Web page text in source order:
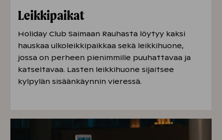
Leikkipaikat
Holiday Club Saimaan Rauhasta löytyy kaksi
hauskaa ulkoleikkipaikkaa sekä leikkihuone,
jossa on perheen pienimmille puuhattavaa ja
katseltavaa. Lasten leikkihuone sijaitsee
kylpylän sisäänkäynnin vieressä.